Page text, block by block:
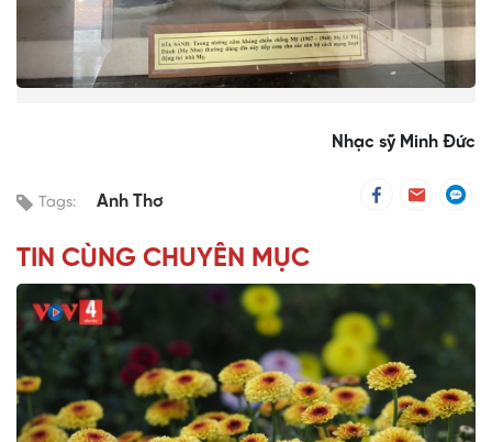
Nhạc sỹ Minh Đức
Tags: Anh Thơ
TIN CÙNG CHUYÊN MỤC